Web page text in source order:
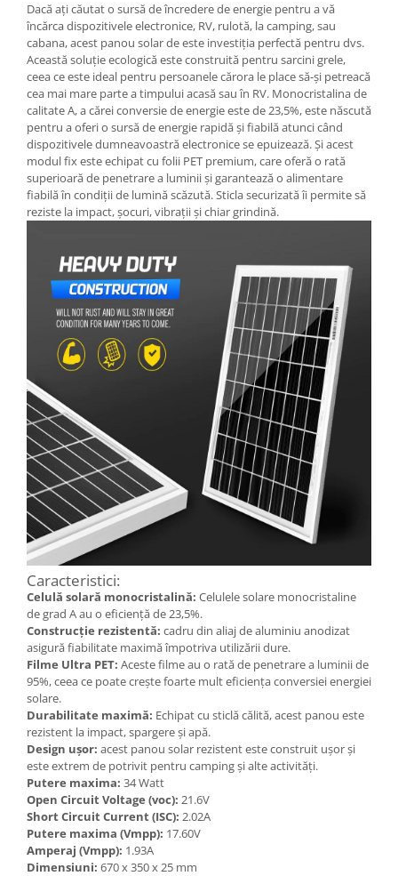
Dacă ați căutat o sursă de încredere de energie pentru a vă
încărca dispozitivele electronice, RV, rulotă, la camping, sau
cabana, acest panou solar de este investiția perfectă pentru dvs.
Această soluție ecologică este construită pentru sarcini grele,
ceea ce este ideal pentru persoanele cărora le place să-și petreacă
cea mai mare parte a timpului acasă sau în RV. Monocristalina de
calitate A, a cărei conversie de energie este de 23,5%, este născută
pentru a oferi o sursă de energie rapidă și fiabilă atunci când
dispozitivele dumneavoastră electronice se epuizează. Și acest
modul fix este echipat cu folii PET premium, care oferă o rată
superioară de penetrare a luminii și garantează o alimentare
fiabilă în condiții de lumină scăzută. Sticla securizată îi permite să
reziste la impact, șocuri, vibrații și chiar grindină.
Caracteristici:
Celulă solară monocristalină: Celulele solare monocristaline
de grad A au o eficiență de 23,5%.
Construcție rezistentă: cadru din aliaj de aluminiu anodizat
asigură fiabilitate maximă împotriva utilizării dure.
Filme Ultra PET: Aceste filme au o rată de penetrare a luminii de
95%, ceea ce poate crește foarte mult eficiența conversiei energiei
solare.
Durabilitate maximă: Echipat cu sticlă călită, acest panou este
rezistent la impact, spargere și apă.
Design ușor: acest panou solar rezistent este construit ușor și
este extrem de potrivit pentru camping și alte activități.
Putere maxima: 34 Watt
Open Circuit Voltage (voc): 21.6V
Short Circuit Current (ISC): 2.02A
Putere maxima (Vmpp): 17.60V
Amperaj (Vmpp): 1.93A
Dimensiuni: 670 x 350 x 25 mm